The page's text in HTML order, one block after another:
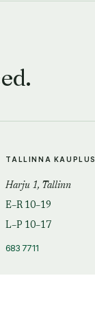
TALLINNA KAUPLUS
Harju 1, Tallinn
E–R 10–19
L–P 10–17
683 7711